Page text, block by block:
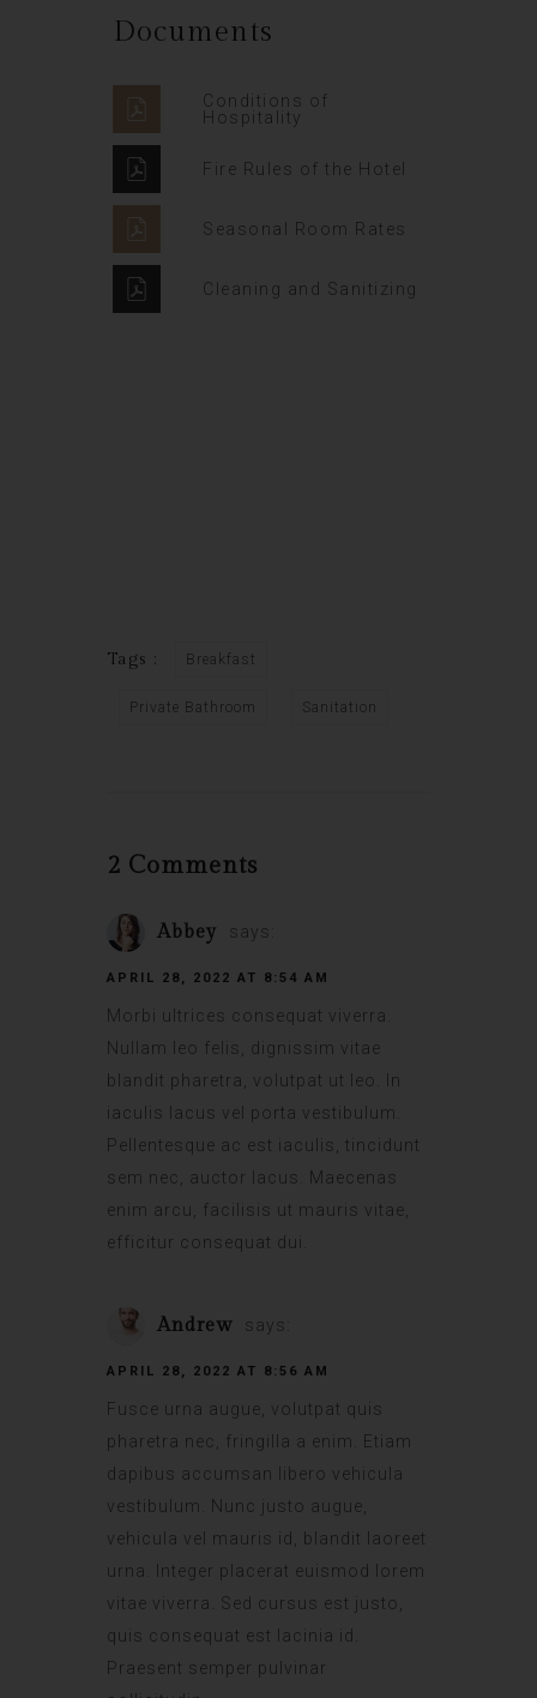
Documents
Conditions of
Hospitality
Fire Rules of the Hotel
Seasonal Room Rates
Cleaning and Sanitizing
Tags : Breakfast
Private Bathroom Sanitation
2 Comments
Abbey says:
APRIL 28, 2022 AT 8:54 AM
Morbi ultrices consequat viverra.
Nullam leo felis, dignissim vitae
blandit pharetra, volutpat ut leo. In
iaculis lacus vel porta vestibulum.
Pellentesque ac est iaculis, tincidunt
sem nec, auctor lacus. Maecenas
enim arcu, facilisis ut mauris vitae,
efficitur consequat dui.
Andrew says:
APRIL 28, 2022 AT 8:56 AM
Fusce urna augue, volutpat quis
pharetra nec, fringilla a enim. Etiam
dapibus accumsan libero vehicula
vestibulum. Nunc justo augue,
vehicula vel mauris id, blandit laoreet
urna. Integer placerat euismod lorem
vitae viverra. Sed cursus est justo,
quis consequat est lacinia id.
Praesent semper pulvinar